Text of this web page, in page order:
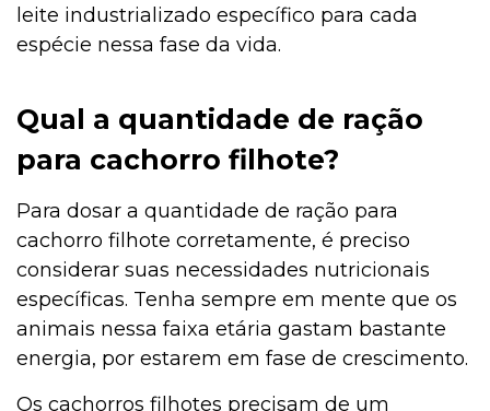
leite industrializado específico para cada
espécie nessa fase da vida.
Qual a quantidade de ração
para cachorro filhote?
Para dosar a quantidade de ração para
cachorro filhote corretamente, é preciso
considerar suas necessidades nutricionais
específicas. Tenha sempre em mente que os
animais nessa faixa etária gastam bastante
energia, por estarem em fase de crescimento.
Os cachorros filhotes precisam de um